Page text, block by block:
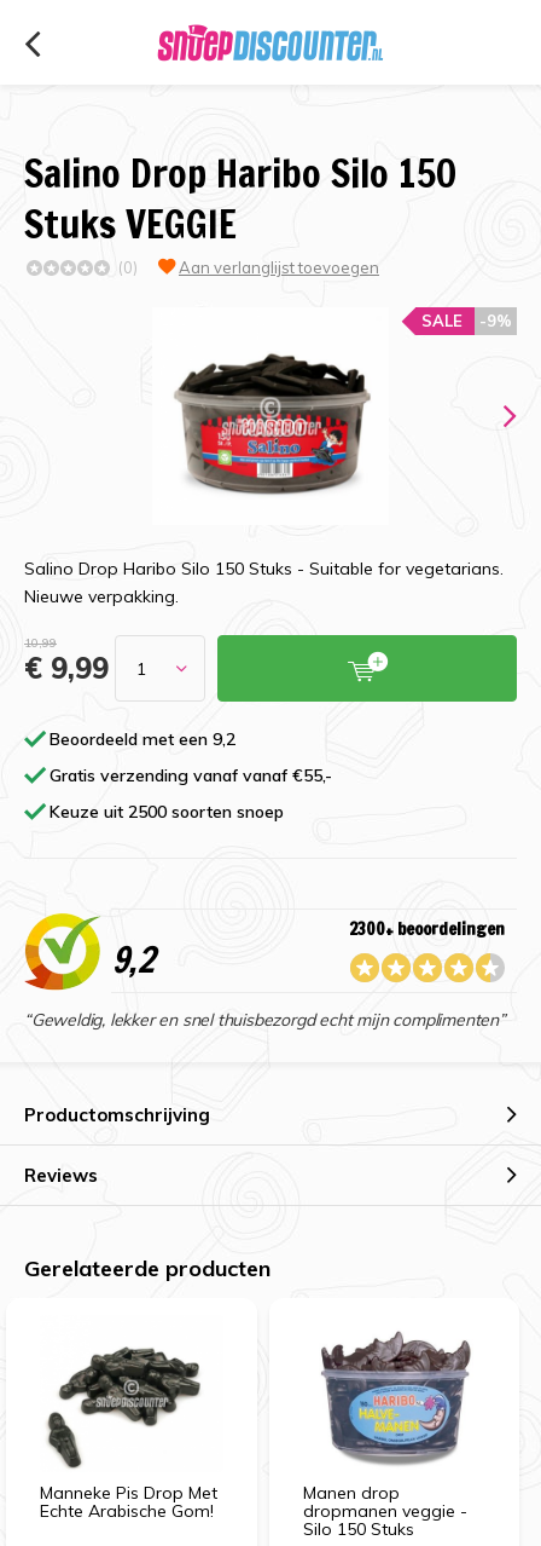
Salino Drop Haribo Silo 150
Stuks VEGGIE
(0) Aan verlanglijst toevoegen
-9%
SALE
Salino Drop Haribo Silo 150 Stuks - Suitable for vegetarians.
Nieuwe verpakking.
10,99
€ 9,99
Beoordeeld met een 9,2
Gratis verzending vanaf vanaf €55,-
Keuze uit 2500 soorten snoep
9,2
2300+ beoordelingen
“Geweldig, lekker en snel thuisbezorgd echt mijn complimenten”
Productomschrijving
Reviews
Gerelateerde producten
Manneke Pis Drop Met
Echte Arabische Gom!
Manen drop
dropmanen veggie -
Silo 150 Stuks